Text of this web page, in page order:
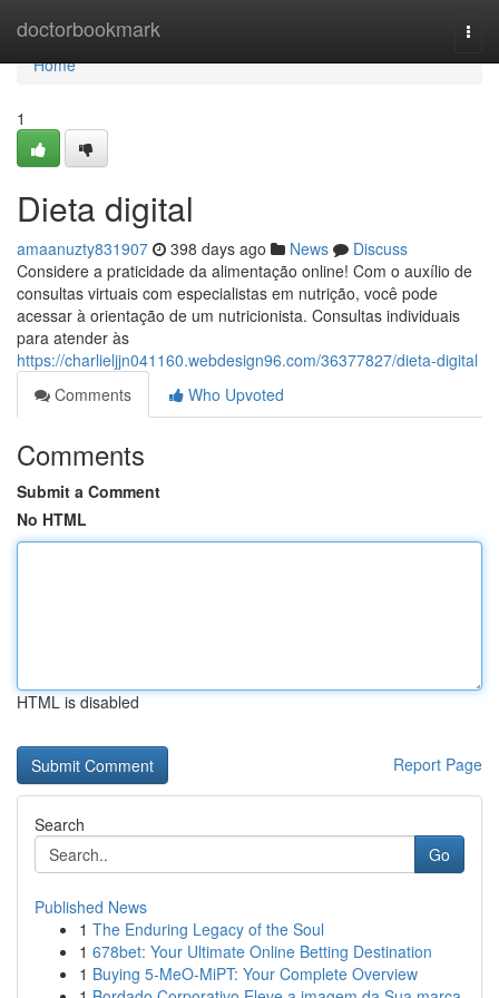
doctorbookmark
Home
Home
1
Dieta digital
amaanuzty831907 398 days ago News
Discuss
Considere a praticidade da alimentação online! Com o auxílio de
consultas virtuais com especialistas em nutrição, você pode
acessar à orientação de um nutricionista. Consultas individuais
para atender às
https://charlieljjn041160.webdesign96.com/36377827/dieta-digital
Comments
Who Upvoted
Comments
Submit a Comment
No HTML
HTML is disabled
Report Page
Search
Go
Published News
1 The Enduring Legacy of the Soul
1 678bet: Your Ultimate Online Betting Destination
1 Buying 5-MeO-MiPT: Your Complete Overview